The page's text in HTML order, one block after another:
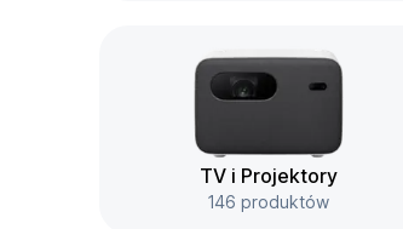
TV i Projektory
146 produktów